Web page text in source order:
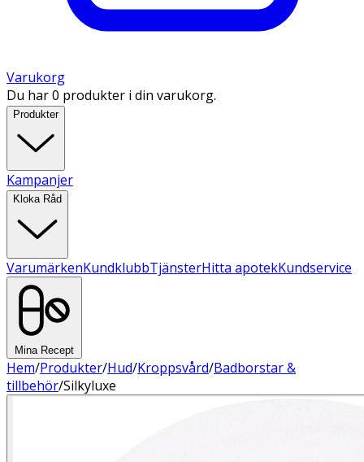
Varukorg
Du har 0 produkter i din varukorg.
Produkter
Kampanjer
Kloka Råd
VarumärkenKundklubbTjänsterHitta apotekKundservice
Mina Recept
Hem/Produkter/Hud/Kroppsvård/Badborstar &
tillbehör/Silkyluxe